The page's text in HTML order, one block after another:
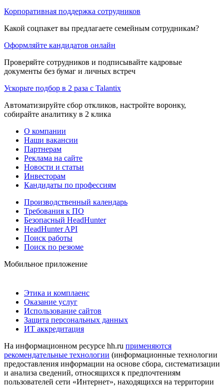
Корпоративная поддержка сотрудников
Какой соцпакет вы предлагаете семейным сотрудникам?
Оформляйте кандидатов онлайн
Проверяйте сотрудников и подписывайте кадровые
документы без бумаг и личных встреч
Ускорьте подбор в 2 раза с Talantix
Автоматизируйте сбор откликов, настройте воронку,
собирайте аналитику в 2 клика
О компании
Наши вакансии
Партнерам
Реклама на сайте
Новости и статьи
Инвесторам
Кандидаты по профессиям
Производственный календарь
Требования к ПО
Безопасный HeadHunter
HeadHunter API
Поиск работы
Поиск по резюме
Мобильное приложение
Этика и комплаенс
Оказание услуг
Использование сайтов
Защита персональных данных
ИТ аккредитация
На информационном ресурсе hh.ru применяются
рекомендательные технологии (информационные технологии
предоставления информации на основе сбора, систематизации
и анализа сведений, относящихся к предпочтениям
пользователей сети «Интернет», находящихся на территории